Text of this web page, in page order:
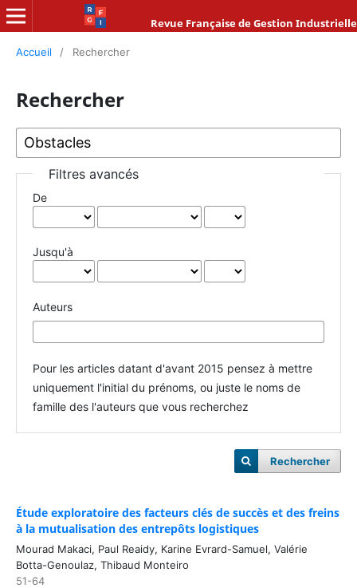
Revue Française de Gestion Industrielle
Accueil / Rechercher
Rechercher
Filtres avancés
De
Jusqu'à
Auteurs
Pour les articles datant d'avant 2015 pensez à mettre
uniquement l'initial du prénoms, ou juste le noms de
famille des l'auteurs que vous recherchez
Rechercher
Étude exploratoire des facteurs clés de succès et des freins
à la mutualisation des entrepôts logistiques
Mourad Makaci, Paul Reaidy, Karine Evrard-Samuel, Valérie
Botta-Genoulaz, Thibaud Monteiro
51-64